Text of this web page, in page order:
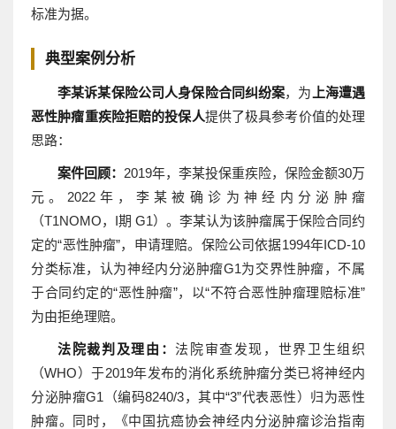
标准为据。
典型案例分析
李某诉某保险公司人身保险合同纠纷案，为 上海遭遇
恶性肿瘤重疾险拒赔的投保人提供了极具参考价值的处理
思路：
案件回顾： 2019年，李某投保重疾险，保险金额30万
元。2022年，李某被确诊为神经内分泌肿瘤
（T1NOMO，I期 G1）。李某认为该肿瘤属于保险合同约
定的“恶性肿瘤”，申请理赔。保险公司依据1994年ICD-10
分类标准，认为神经内分泌肿瘤G1为交界性肿瘤，不属
于合同约定的“恶性肿瘤”，以“不符合恶性肿瘤理赔标准”
为由拒绝理赔。
法院裁判及理由：法院审查发现，世界卫生组织
（WHO）于2019年发布的消化系统肿瘤分类已将神经内
分泌肿瘤G1（编码8240/3，其中“3”代表恶性）归为恶性
肿瘤。同时，《中国抗癌协会神经内分泌肿瘤诊治指南